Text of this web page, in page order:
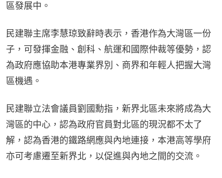
區發展中。
民建聯主席李慧琼致辭時表示，香港作為大灣區一份
子，可發揮金融、創科、航運和國際仲裁等優勢，認
為政府應協助本港專業界別、商界和年輕人把握大灣
區機遇。
民建聯立法會議員劉國勳指，新界北區未來將成為大
灣區的中心，認為政府官員對北區的現況都不太了
解，認為香港的鐵路網應與內地連接，本港高等學府
亦可考慮遷至新界北，以促進與內地之間的交流。